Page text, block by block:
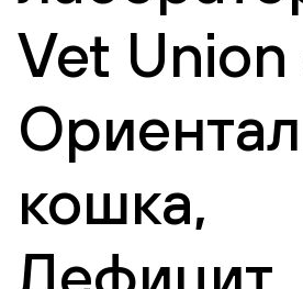
Vet Union
кошка,